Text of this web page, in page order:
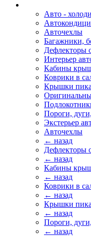
Авто -
Авточехлы
Багажники,
Дефлекторы
Интерьер
Кабины
Коврики в
Крышки
Пороги,
Экстерьер
Авточехлы
← назад
Дефлекторы
← назад
Кабины
← назад
Коврики в
← назад
Крышки
← назад
Пороги,
← назад